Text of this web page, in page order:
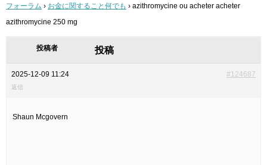
フォーラム › お金に関すること何でも › azithromycine ou acheter acheter
azithromycine 250 mg
投稿者 投稿
2025-12-09 11:24 #124687
返信
Shaun Mcgovern